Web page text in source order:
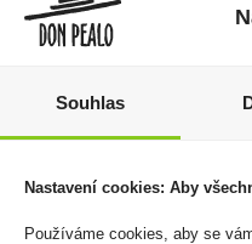
Cigars Jumbo
369 Kč
Souhlas
Nastavení cookies: Aby
Používáme cookies, aby se